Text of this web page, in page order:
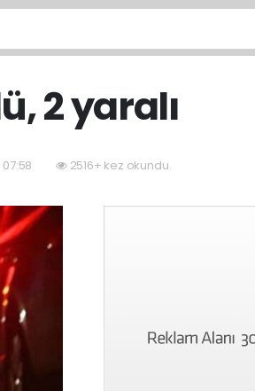
2 yaralı
2516+ kez okundu.